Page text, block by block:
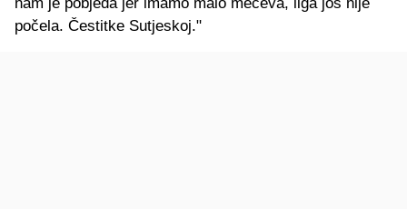
počela. Čestitke Sutjeskoj."